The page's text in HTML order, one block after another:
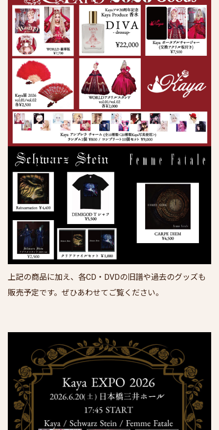
上記の商品に加え、各CD・DVDの旧譜や過去のグッズも
販売予定です。ぜひあわせてご覧ください。